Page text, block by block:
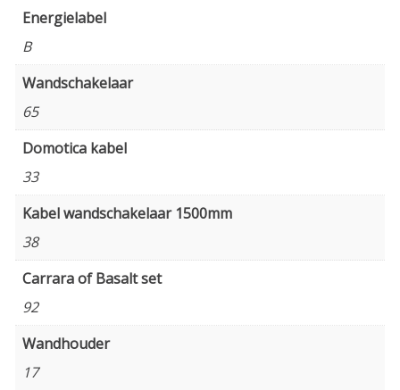
Energielabel
B
Wandschakelaar
65
Domotica kabel
33
Kabel wandschakelaar 1500mm
38
Carrara of Basalt set
92
Wandhouder
17